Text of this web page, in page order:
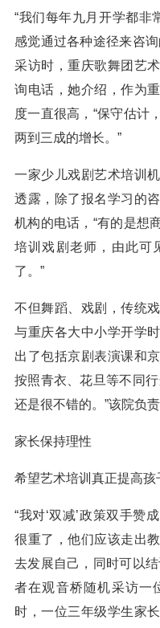
“我们每年九月开学都非
感觉通过各种途径来咨
采访时，重庆歌舞团艺
询电话，她介绍，作为
度一直很高，“保守估计
两到三成的增长。”
一家少儿戏剧艺术培训
透露，除了报名学习的
机构的电话，“有的是想
培训戏剧老师，由此可
了。”
不但舞蹈、戏剧，传统
与重庆各大中小学开学
出了包括京剧表演课和
按照青衣、花旦等不同
还是很不错的。”该院负责
家长保持理性
希望艺术培训真正提高孩
“我对‘双减’政策双手赞
很重了，他们应该走出
去发展自己，同时可以
者在观音桥随机采访一
时，一位三年级学生家